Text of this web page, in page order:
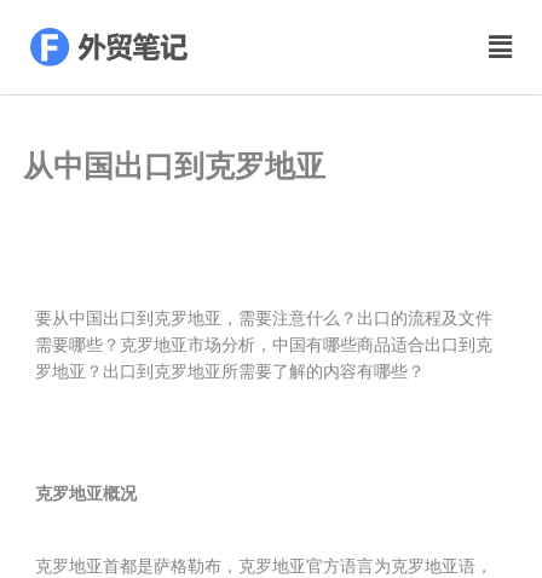
容
从中国出口到克罗地亚
要从中国出口到克罗地亚，需要注意什么？出口的流程及文件
需要哪些？克罗地亚市场分析，中国有哪些商品适合出口到克
罗地亚？出口到克罗地亚所需要了解的内容有哪些？
克罗地亚概况
克罗地亚首都是萨格勒布，克罗地亚官方语言为克罗地亚语，